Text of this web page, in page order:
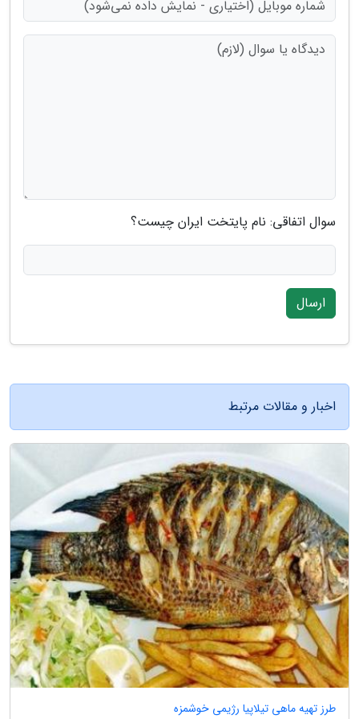
سوال اتفاقی: نام پایتخت ایران چیست؟
ارسال
اخبار و مقالات مرتبط
طرز تهیه ماهی تیلاپیا رژیمی خوشمزه